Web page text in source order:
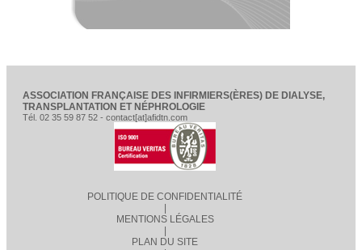
ASSOCIATION FRANÇAISE DES INFIRMIERS(ÈRES) DE DIALYSE,
TRANSPLANTATION ET NÉPHROLOGIE
Tél. 02 35 59 87 52 - contact[at]afidtn.com
POLITIQUE DE CONFIDENTIALITÉ
MENTIONS LÉGALES
PLAN DU SITE